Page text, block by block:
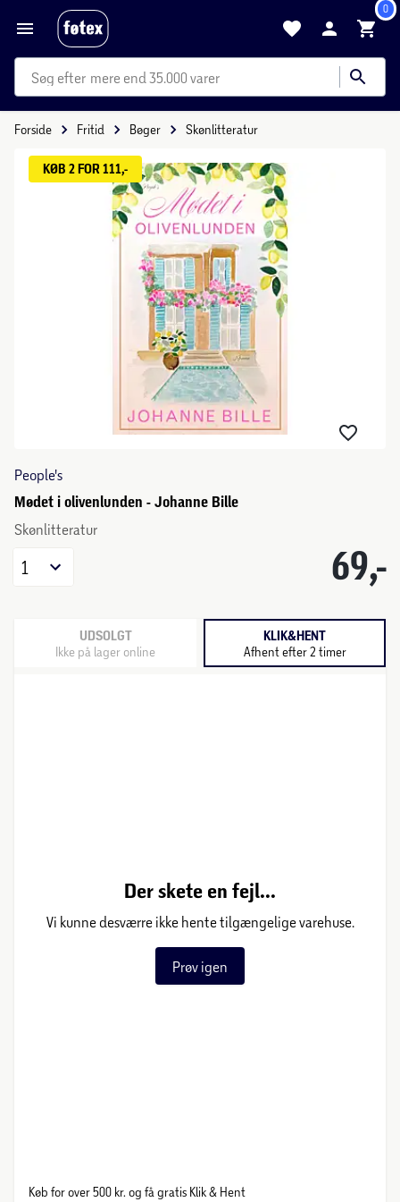
0
mere end 35.000 varer
Forside Fritid Bøger Skønlitteratur
KØB 2 FOR 111,-
People's
Mødet i olivenlunden - Johanne Bille
Skønlitteratur
69,-
1
UDSOLGT
Ikke på lager online
KLIK&HENT
Afhent efter 2 timer
Der skete en fejl...
Vi kunne desværre ikke hente tilgængelige varehuse.
Prøv igen
Køb for over 500 kr. og få gratis Klik & Hent